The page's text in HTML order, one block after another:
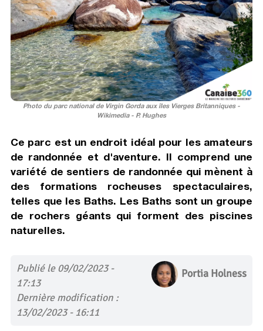
Photo du parc national de Virgin Gorda aux îles Vierges Britanniques -
Wikimedia - P. Hughes
Ce parc est un endroit idéal pour les amateurs
de randonnée et d'aventure. Il comprend une
variété de sentiers de randonnée qui mènent à
des formations rocheuses spectaculaires,
telles que les Baths. Les Baths sont un groupe
de rochers géants qui forment des piscines
naturelles.
Publié le 09/02/2023 -
17:13
Dernière modification :
13/02/2023 - 16:11
Portia Holness